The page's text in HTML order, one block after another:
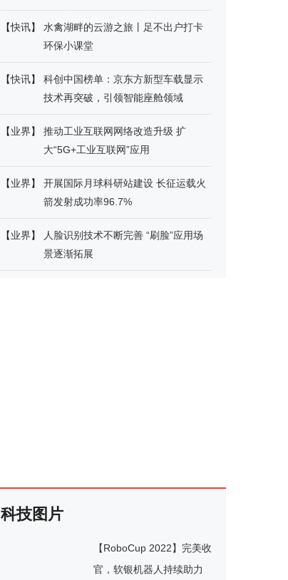
【快讯】
水禽湖畔的云游之旅丨足不出户打卡
环保小课堂
【快讯】
科创中国榜单：京东方新型车载显示
技术再突破，引领智能座舱领域
【业界】
推动工业互联网网络改造升级 扩
大“5G+工业互联网”应用
【业界】
开展国际月球科研站建设 长征运载火
箭发射成功率96.7%
【业界】
人脸识别技术不断完善 “刷脸”应用场
景逐渐拓展
科技图片
【RoboCup 2022】完美收
官，软银机器人持续助力